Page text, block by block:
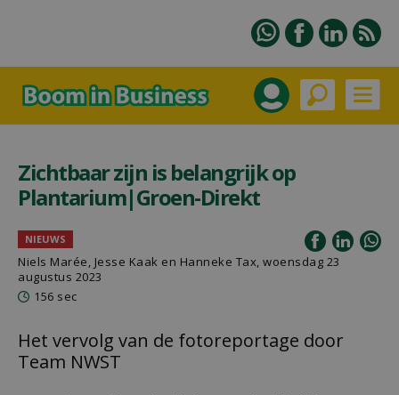
Zichtbaar zijn is belangrijk op
Plantarium|Groen-Direkt
NIEUWS
Niels Marée, Jesse Kaak en Hanneke Tax, woensdag 23
augustus 2023
156 sec
Het vervolg van de fotoreportage door
Team NWST